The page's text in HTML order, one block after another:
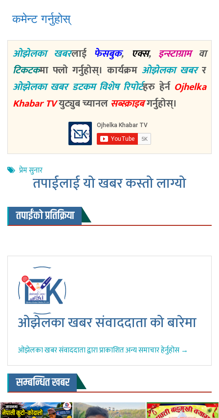
कमेन्ट गर्नुहोस्
ओझेलका खबरलाई फेसबुक, एक्स, इन्स्टाग्रामवा
टिकटकमा फ्लो गर्नुहोस्। कार्यक्रम ओझेलका खबरर
ओझेलका खबर डटकम विशेष रिपोर्टहरु हेर्न Ojhelka
Khabar TVयुट्युब च्यानल सब्स्क्राइबगर्नुहोस्।
प्रेम सुनार
तपाईलाई यो खबर कस्तो लाग्यो
तपाईंको प्रतिक्रिया
ओझेलका खबर संवाददाता को बारेमा
ओझेलका खबर संवाददाता द्वारा प्राकाशित अन्य समाचार हेर्नुहोस →
सम्बन्धित खबर